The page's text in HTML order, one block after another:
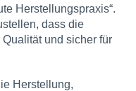
Herstellungspraxis“.
dass die
und sicher für
Herstellung,